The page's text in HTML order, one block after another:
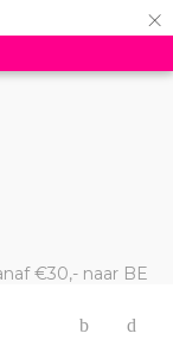
×
€30,- naar BE